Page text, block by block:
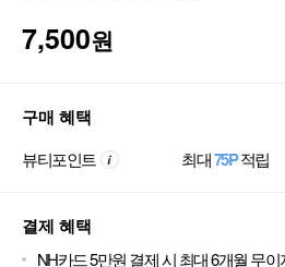
7,500원
구매 혜택
뷰티포인트 최대75P적립
결제 혜택
NH카드 5만원 결제 시 최대 6개월 무